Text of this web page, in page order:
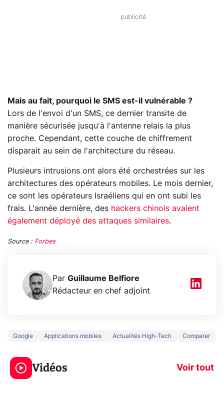
Mais au fait, pourquoi le SMS est-il vulnérable ?
Lors de l'envoi d'un SMS, ce dernier transite de
manière sécurisée jusqu'à l'antenne relais la plus
proche. Cependant, cette couche de chiffrement
disparait au sein de l'architecture du réseau.
Plusieurs intrusions ont alors été orchestrées sur les
architectures des opérateurs mobiles. Le mois dernier,
ce sont les opérateurs Israéliens qui en ont subi les
frais. L'année dernière, des hackers chinois avaient
également déployé des attaques similaires.
Source : Forbes
Par Guillaume Belfiore
Rédacteur en chef adjoint
Google Applications mobiles Actualités High-Tech Comparer
Vidéos Voir tout
3 écrans en 1 pour
319€ ? Voici L'AOC
CQ32G4ZA !
5 générations
prochaine